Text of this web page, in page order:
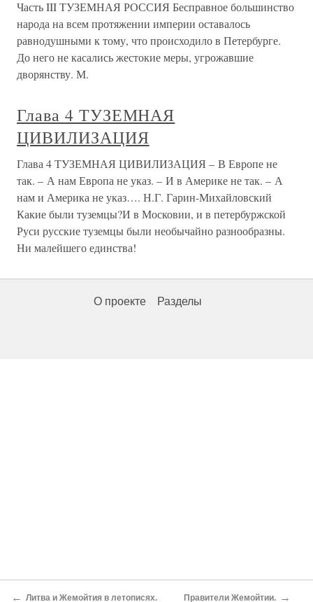
Часть III ТУЗЕМНАЯ РОССИЯ Бесправное большинство
народа на всем протяжении империи оставалось
равнодушными к тому, что происходило в Петербурге.
До него не касались жестокие меры, угрожавшие
дворянству. М.
Глава 4 ТУЗЕМНАЯ
ЦИВИЛИЗАЦИЯ
Глава 4 ТУЗЕМНАЯ ЦИВИЛИЗАЦИЯ – В Европе не
так. – А нам Европа не указ. – И в Америке не так. – А
нам и Америка не указ…. Н.Г. Гарин-Михайловский
Какие были туземцы?И в Московии, и в петербуржской
Руси русские туземцы были необычайно разнообразны.
Ни малейшего единства!
О проекте Разделы
← Литва и Жемойтия в летописях. Правители Жемойтии. →